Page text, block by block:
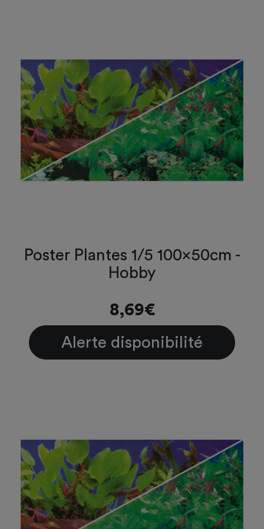
Poster Plantes 1/5 100x50cm -
Hobby
8,69€
Alerte disponibilité